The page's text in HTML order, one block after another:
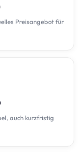
Preisangebot für
auch kurzfristig